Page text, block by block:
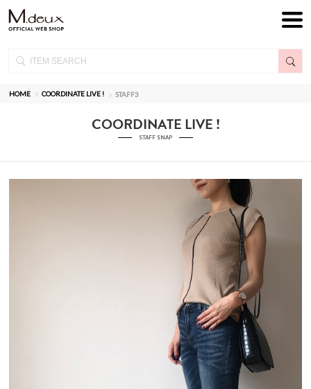
HOME COORDINATE LIVE ! STAFF3
COORDINATE LIVE !
STAFF SNAP